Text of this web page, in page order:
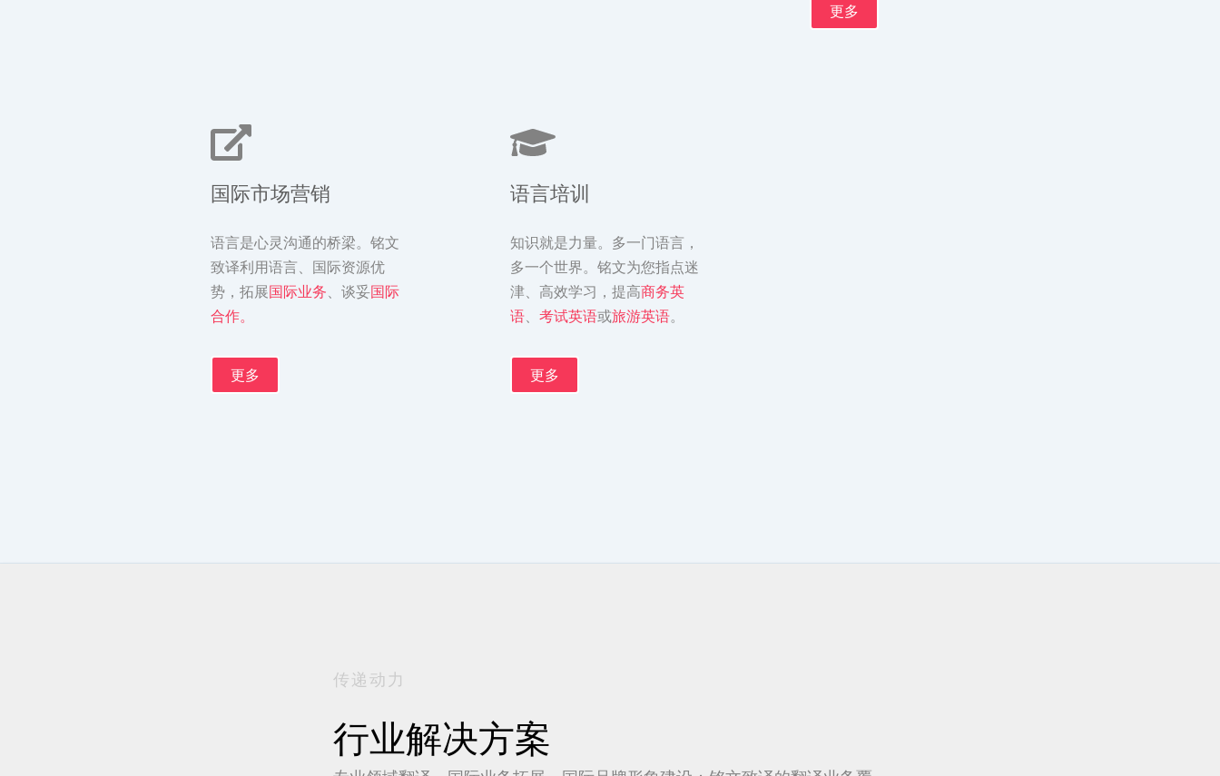
更多
国际市场营销
语言是心灵沟通的桥梁。铭文
致译利用语言、国际资源优
势，拓展国际业务、谈妥国际
合作。
更多
语言培训
知识就是力量。多一门语言，
多一个世界。铭文为您指点迷
津、高效学习，提高商务英
语、 考试英语或旅游英语。
更多
传递动力
行业解决方案